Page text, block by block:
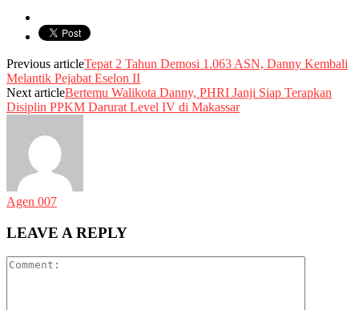
Previous articleTepat 2 Tahun Demosi 1.063 ASN, Danny Kembali
Melantik Pejabat Eselon II
Next articleBertemu Walikota Danny, PHRI Janji Siap Terapkan
Disiplin PPKM Darurat Level IV di Makassar
Agen 007
LEAVE A REPLY